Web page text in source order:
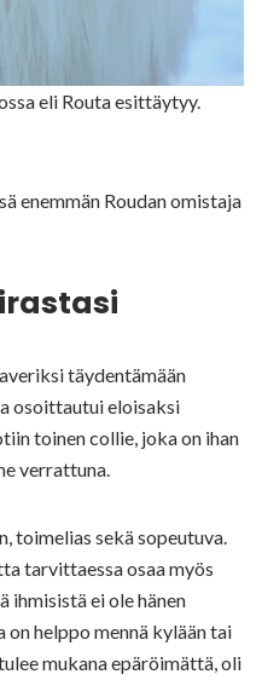
eli Routa esittäytyy.
enemmän Roudan omistaja
täydentämään
osoittautui eloisaksi
toinen collie, joka on ihan
verrattuna.
toimelias sekä sopeutuva.
tarvittaessa osaa myös
ihmisistä ei ole hänen
on helppo mennä kylään tai
mukana epäröimättä, oli